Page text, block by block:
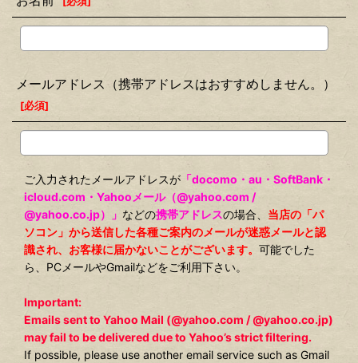
メールアドレス（携帯アドレスはおすすめしません。）
[必須]
ご入力されたメールアドレスが 「docomo・au・SoftBank・
icloud.com・Yahooメール（@yahoo.com /
@yahoo.co.jp）」 などの携帯アドレスの場合、 当店の「パ
ソコン」から送信した各種ご案内のメールが迷惑メールと認
識され、お客様に届かないことがございます。 可能でした
ら、PCメールやGmailなどをご利用下さい。
Important:
Emails sent to Yahoo Mail (@yahoo.com / @yahoo.co.jp)
may fail to be delivered due to Yahoo’s strict filtering.
If possible, please use another email service such as Gmail